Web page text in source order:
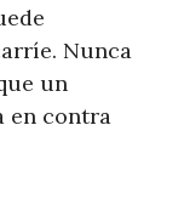
Nunca
un
en contra